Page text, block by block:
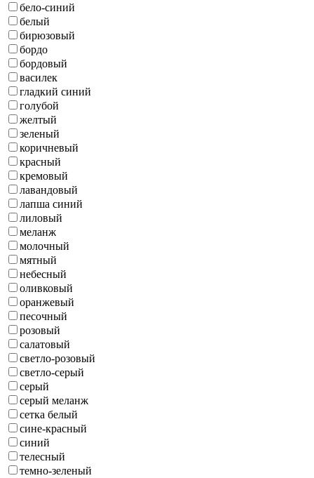
бело-синий
белый
бирюзовый
бордо
бордовый
василек
гладкий синий
голубой
желтый
зеленый
коричневый
красный
кремовый
лавандовый
лапша синий
лиловый
меланж
молочный
мятный
небесный
оливковый
оранжевый
песочный
розовый
салатовый
светло-розовый
светло-серый
серый
серый меланж
сетка белый
сине-красный
синий
телесный
темно-зеленый